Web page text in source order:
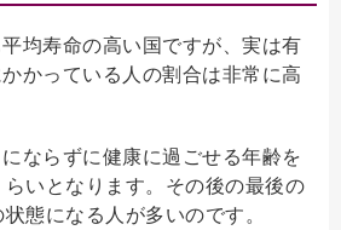
均寿命の高い国ですが、実は有
かっている人の割合は非常に高
ならずに健康に過ごせる年齢を
いとなります。その後の最後の
態になる人が多いのです。